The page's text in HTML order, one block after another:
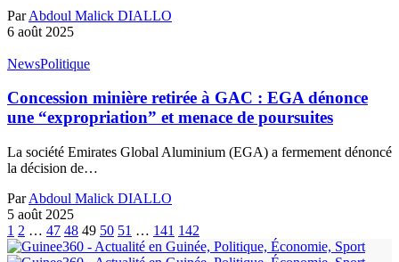
Par Abdoul Malick DIALLO
6 août 2025
NewsPolitique
Concession minière retirée à GAC : EGA dénonce
une “expropriation” et menace de poursuites
La société Emirates Global Aluminium (EGA) a fermement dénoncé
la décision de…
Par Abdoul Malick DIALLO
5 août 2025
1 2 … 47 48 49 50 51 … 141 142